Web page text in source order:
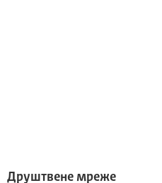
Друштвене мреже